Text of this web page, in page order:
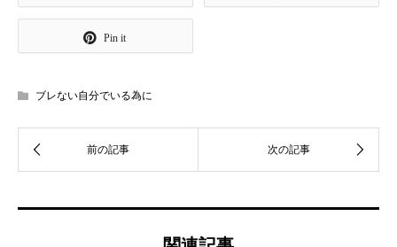
Pin it
ブレない自分でいる為に